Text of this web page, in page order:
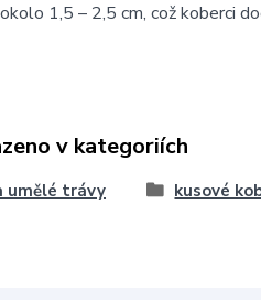
1,5 – 2,5 cm, což koberci
v kategoriích
umělé trávy kusové